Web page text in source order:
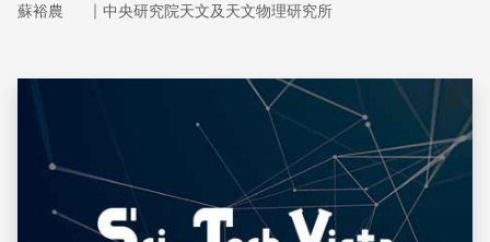
蘇裕農 ｜ 中央研究院天文及天文物理研究所
儲存